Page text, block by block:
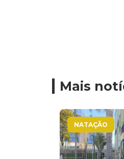
Mais
NATAÇÃO